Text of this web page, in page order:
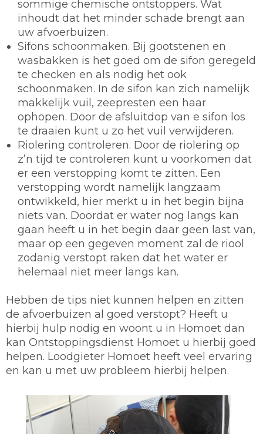
sommige chemische ontstoppers. Wat
inhoudt dat het minder schade brengt aan
uw afvoerbuizen.
Sifons schoonmaken. Bij gootstenen en
wasbakken is het goed om de sifon geregeld
te checken en als nodig het ook
schoonmaken. In de sifon kan zich namelijk
makkelijk vuil, zeepresten een haar
ophopen. Door de afsluitdop van e sifon los
te draaien kunt u zo het vuil verwijderen.
Riolering controleren. Door de riolering op
z’n tijd te controleren kunt u voorkomen dat
er een verstopping komt te zitten. Een
verstopping wordt namelijk langzaam
ontwikkeld, hier merkt u in het begin bijna
niets van. Doordat er water nog langs kan
gaan heeft u in het begin daar geen last van,
maar op een gegeven moment zal de riool
zodanig verstopt raken dat het water er
helemaal niet meer langs kan.
Hebben de tips niet kunnen helpen en zitten
de afvoerbuizen al goed verstopt? Heeft u
hierbij hulp nodig en woont u in Homoet dan
kan Ontstoppingsdienst Homoet u hierbij goed
helpen. Loodgieter Homoet heeft veel ervaring
en kan u met uw probleem hierbij helpen.